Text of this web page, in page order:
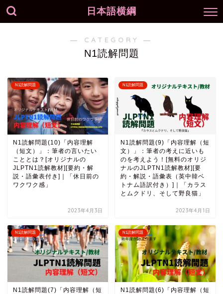
日本語横綱
― CATEGORY ―
N1読解問題
N1読解問題
N1読解問題(10)「内容理解
（短文）」：筆者の言いたい
こととは？[オリジナルの
JLPTN1読解教材][要約・解
説・語彙表付き]｜「休日前の
ワクワク感」
2023年4月3日
N1読解問題
N1読解問題(9)「内容理解（短
文）」：筆者の考えに近いも
のを考えよう！[無料のオリジ
ナルのJLPTN1読解教材][要
約・解説・語彙表（英中韓ベ
トナム語訳付き）]｜「カラス
とムクドリ、そして野良猫」
2023年4月1日
N1読解問題
N1読解問題(7)「内容理解（短
N1読解問題
N1読解問題(6)「内容理解（短